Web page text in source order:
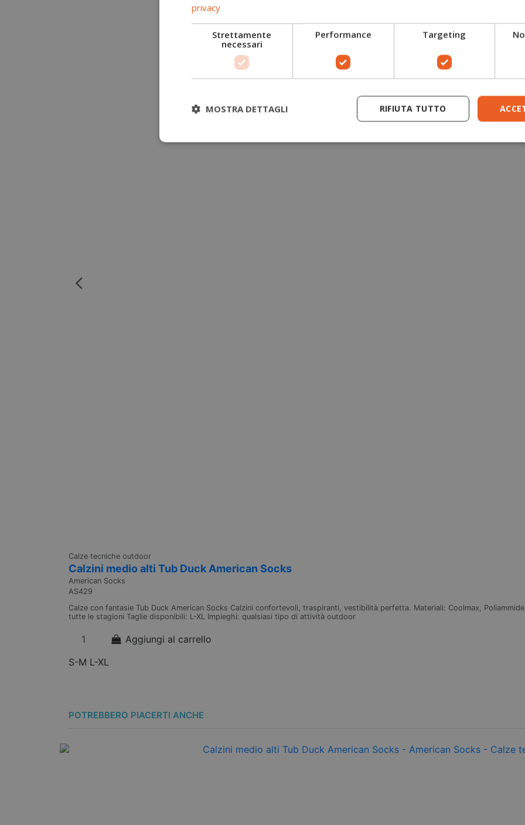
Calze tecniche outdoor
Calzini medio alti Tub Duck American Socks
American Socks
AS429
Calze con fantasie Tub Duck American Socks Calzini confortevoli, traspiranti, vestibilità perfetta. Materiali: Coolmax,
tutte le stagioni Taglie disponibili: L-XL Impieghi: qualsiasi tipo di attività outdoor
Aggiungi al carrello
S-M L-XL
POTREBBERO PIACERTI ANCHE
privacy
Strettamente
necessari
Performance Targeting
RIFIUTA TUTTO
MOSTRA DETTAGLI